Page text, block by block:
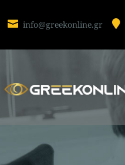
 info@greekonline.gr 